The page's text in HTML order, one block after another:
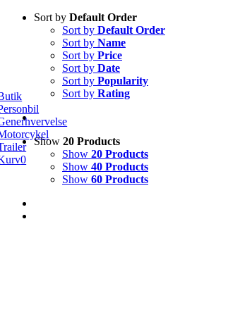
Skip
0
Sort by Default Order
Sort by Default Order
Sort by Name
Sort by Price
Sort by Date
Sort by Popularity
Sort by Rating
Show 20 Products
Show 20 Products
Show 40 Products
Show 60 Products